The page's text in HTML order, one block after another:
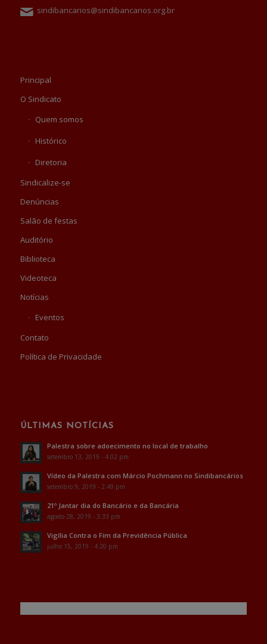
sindibancarios@sindibancarios.org.br
Principal
O Sindicato
Quem somos
Histórico
Diretoria
Sindicalize-se
Denúncias
Salão de festas
Auditório
Biblioteca
Videoteca
Notícias
Eventos
Contato
Política de Privacidade
ÚLTIMAS NOTÍCIAS
Palestra sobre adoecimento no local de trabalho
setembro 13, 2019 - 4:02 pm
Vídeo da Palestra com Márcio Pochmann no Sindibancários
setembro 9, 2019 - 2:49 pm
21º Jantar dia do Bancário e da Bancária
agosto 28, 2019 - 3:33 pm
Vigília Contra o Fim da Previdência Pública
julho 15, 2019 - 4:20 pm